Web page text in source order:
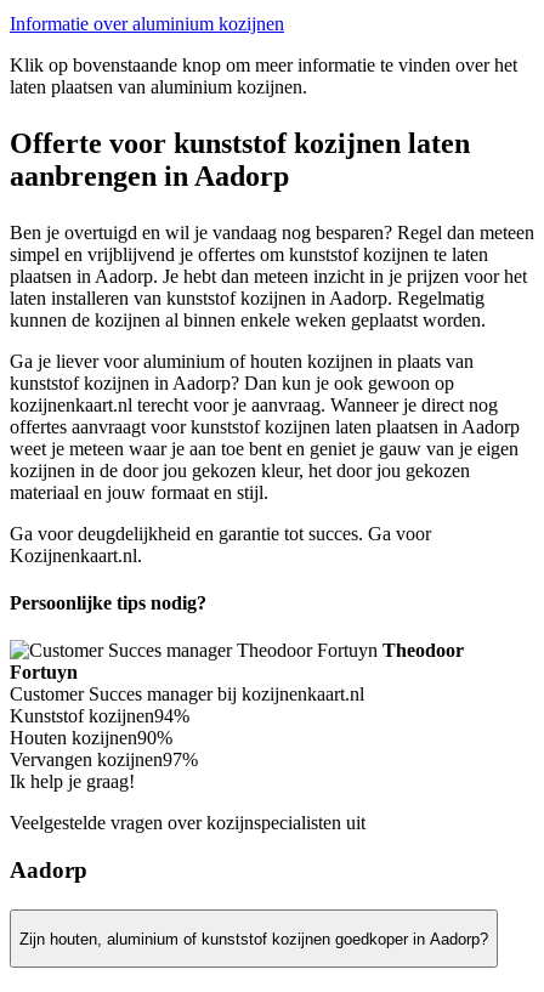
Informatie over aluminium kozijnen
Klik op bovenstaande knop om meer informatie te vinden over het
laten plaatsen van aluminium kozijnen.
Offerte voor kunststof kozijnen laten
aanbrengen in Aadorp
Ben je overtuigd en wil je vandaag nog besparen? Regel dan meteen
simpel en vrijblijvend je offertes om kunststof kozijnen te laten
plaatsen in Aadorp. Je hebt dan meteen inzicht in je prijzen voor het
laten installeren van kunststof kozijnen in Aadorp. Regelmatig
kunnen de kozijnen al binnen enkele weken geplaatst worden.
Ga je liever voor aluminium of houten kozijnen in plaats van
kunststof kozijnen in Aadorp? Dan kun je ook gewoon op
kozijnenkaart.nl terecht voor je aanvraag. Wanneer je direct nog
offertes aanvraagt voor kunststof kozijnen laten plaatsen in Aadorp
weet je meteen waar je aan toe bent en geniet je gauw van je eigen
kozijnen in de door jou gekozen kleur, het door jou gekozen
materiaal en jouw formaat en stijl.
Ga voor deugdelijkheid en garantie tot succes. Ga voor
Kozijnenkaart.nl.
Persoonlijke tips nodig?
Theodoor
Fortuyn
Customer Succes manager bij kozijnenkaart.nl
Kunststof kozijnen94%
Houten kozijnen90%
Vervangen kozijnen97%
Ik help je graag!
Veelgestelde vragen over kozijnspecialisten uit
Aadorp
Zijn houten, aluminium of kunststof kozijnen goedkoper in Aadorp?